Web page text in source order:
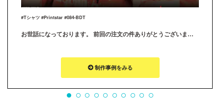
#Tシャツ #Printstar #084-BDT
お世話になっております。 前回の注文の件ありがとうございます。満足のいく仕上がりとなっております！！
制作事例をみる